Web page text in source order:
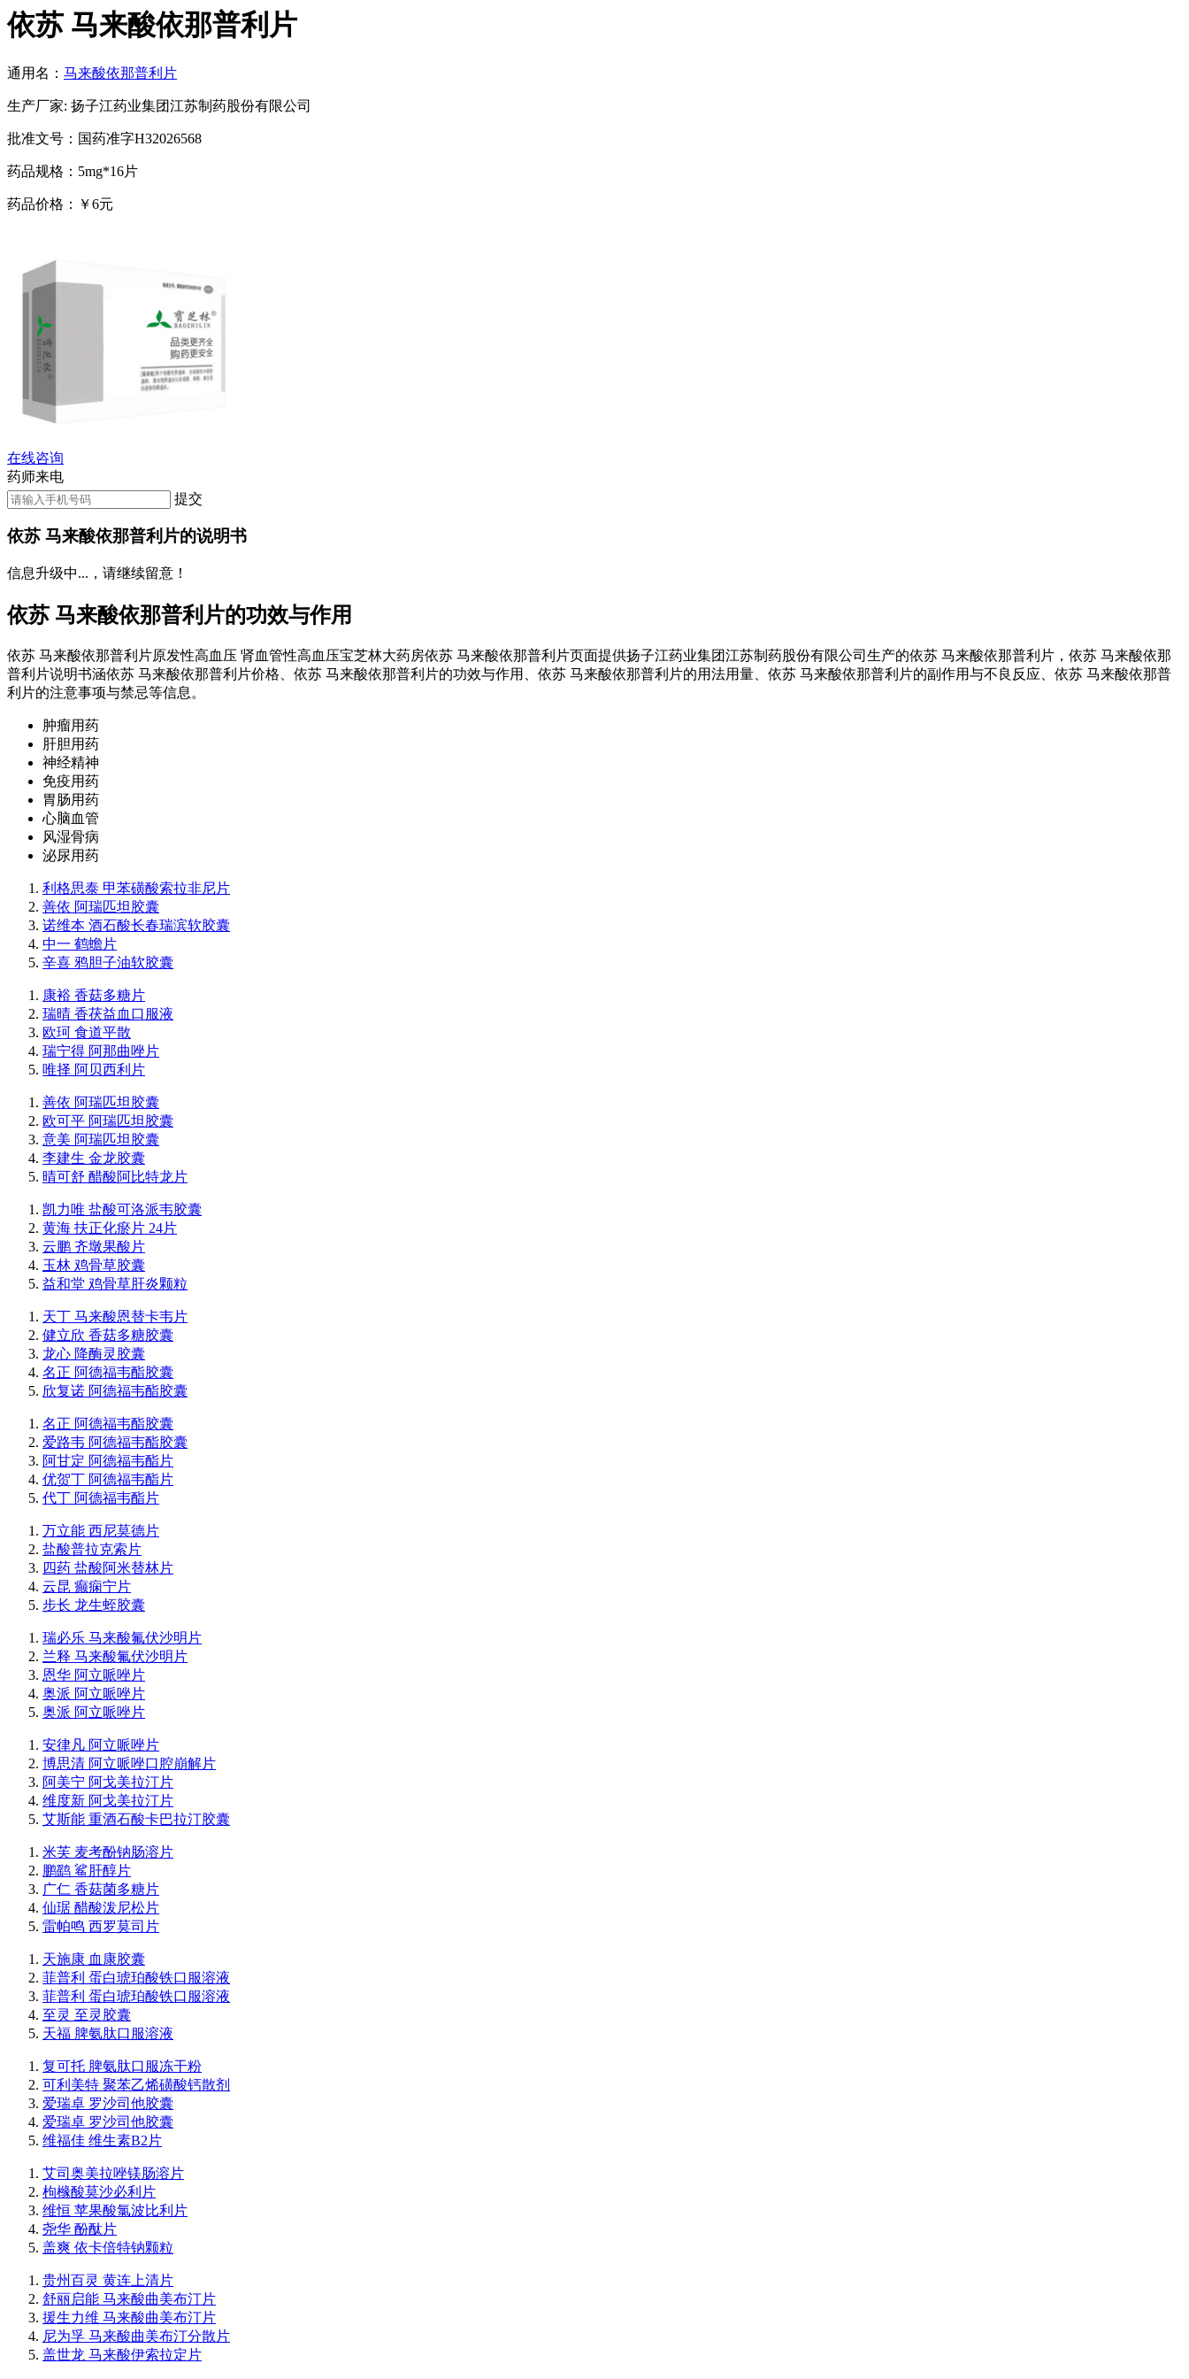
依苏 马来酸依那普利片
通用名： 马来酸依那普利片
生产厂家: 扬子江药业集团江苏制药股份有限公司
批准文号：国药准字H32026568
药品规格：5mg*16片
药品价格：￥6元
在线咨询
药师来电
提交
依苏 马来酸依那普利片的说明书
信息升级中...，请继续留意！
依苏 马来酸依那普利片的功效与作用
依苏 马来酸依那普利片原发性高血压 肾血管性高血压宝芝林大药房依苏 马来酸依那普利片页面提供扬子江药业集团江苏制药股份有限公司生产的依苏 马来酸依那普利片，依苏 马来酸依那
普利片说明书涵依苏 马来酸依那普利片价格、依苏 马来酸依那普利片的功效与作用、依苏 马来酸依那普利片的用法用量、依苏 马来酸依那普利片的副作用与不良反应、依苏 马来酸依那普
利片的注意事项与禁忌等信息。
肿瘤用药
肝胆用药
神经精神
免疫用药
胃肠用药
心脑血管
风湿骨病
泌尿用药
利格思泰 甲苯磺酸索拉非尼片
善依 阿瑞匹坦胶囊
诺维本 酒石酸长春瑞滨软胶囊
中一 鹤蟾片
辛喜 鸦胆子油软胶囊
康裕 香菇多糖片
瑞晴 香茯益血口服液
欧珂 食道平散
瑞宁得 阿那曲唑片
唯择 阿贝西利片
善依 阿瑞匹坦胶囊
欧可平 阿瑞匹坦胶囊
意美 阿瑞匹坦胶囊
李建生 金龙胶囊
晴可舒 醋酸阿比特龙片
凯力唯 盐酸可洛派韦胶囊
黄海 扶正化瘀片 24片
云鹏 齐墩果酸片
玉林 鸡骨草胶囊
益和堂 鸡骨草肝炎颗粒
天丁 马来酸恩替卡韦片
健立欣 香菇多糖胶囊
龙心 降酶灵胶囊
名正 阿德福韦酯胶囊
欣复诺 阿德福韦酯胶囊
名正 阿德福韦酯胶囊
爱路韦 阿德福韦酯胶囊
阿甘定 阿德福韦酯片
优贺丁 阿德福韦酯片
代丁 阿德福韦酯片
万立能 西尼莫德片
盐酸普拉克索片
四药 盐酸阿米替林片
云昆 癫痫宁片
步长 龙生蛭胶囊
瑞必乐 马来酸氟伏沙明片
兰释 马来酸氟伏沙明片
恩华 阿立哌唑片
奥派 阿立哌唑片
奥派 阿立哌唑片
安律凡 阿立哌唑片
博思清 阿立哌唑口腔崩解片
阿美宁 阿戈美拉汀片
维度新 阿戈美拉汀片
艾斯能 重酒石酸卡巴拉汀胶囊
米芙 麦考酚钠肠溶片
鹏鹞 鲨肝醇片
广仁 香菇菌多糖片
仙琚 醋酸泼尼松片
雷帕鸣 西罗莫司片
天施康 血康胶囊
菲普利 蛋白琥珀酸铁口服溶液
菲普利 蛋白琥珀酸铁口服溶液
至灵 至灵胶囊
天福 脾氨肽口服溶液
复可托 脾氨肽口服冻干粉
可利美特 聚苯乙烯磺酸钙散剂
爱瑞卓 罗沙司他胶囊
爱瑞卓 罗沙司他胶囊
维福佳 维生素B2片
艾司奥美拉唑镁肠溶片
枸橼酸莫沙必利片
维恒 苹果酸氯波比利片
尧华 酚酞片
盖爽 依卡倍特钠颗粒
贵州百灵 黄连上清片
舒丽启能 马来酸曲美布汀片
援生力维 马来酸曲美布汀片
尼为孚 马来酸曲美布汀分散片
盖世龙 马来酸伊索拉定片